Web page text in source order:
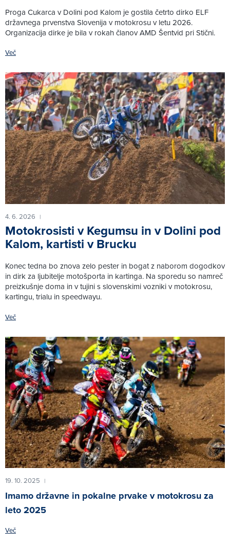
Proga Cukarca v Dolini pod Kalom je gostila četrto dirko ELF
državnega prvenstva Slovenija v motokrosu v letu 2026.
Organizacija dirke je bila v rokah članov AMD Šentvid pri Stični.
Več
4. 6. 2026 |
Motokrosisti v Kegumsu in v Dolini pod
Kalom, kartisti v Brucku
Konec tedna bo znova zelo pester in bogat z naborom dogodkov
in dirk za ljubitelje motošporta in kartinga. Na sporedu so namreč
preizkušnje doma in v tujini s slovenskimi vozniki v motokrosu,
kartingu, trialu in speedwayu.
Več
19. 10. 2025 |
Imamo državne in pokalne prvake v motokrosu za
leto 2025
Več